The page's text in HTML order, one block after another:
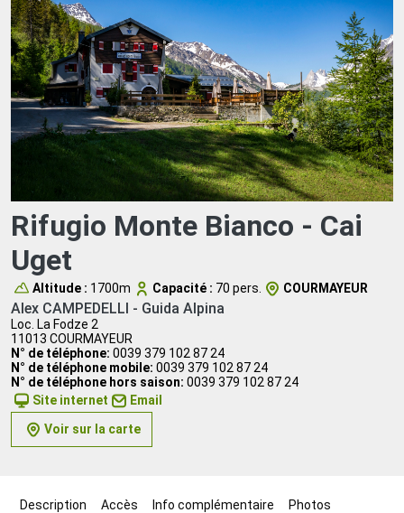
Rifugio Monte Bianco - Cai
Uget
Altitude : 1700m Capacité : 70 pers. COURMAYEUR
Alex CAMPEDELLI - Guida Alpina
Loc. La Fodze 2
11013 COURMAYEUR
N° de téléphone: 0039 379 102 87 24
N° de téléphone mobile: 0039 379 102 87 24
N° de téléphone hors saison: 0039 379 102 87 24
Site internet
Email
Voir sur la carte
Description Accès Info complémentaire Photos